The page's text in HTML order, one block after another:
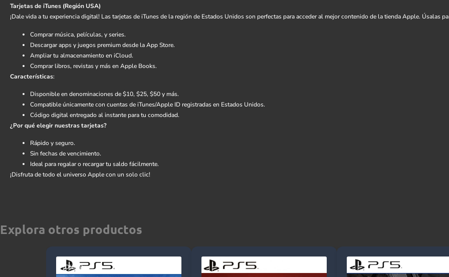
Tarjetas de iTunes (Región USA)
¡Dale vida a tu experiencia digital! Las tarjetas de iTunes de la región de Estados Unidos son perfectas para acceder al mejor contenido de la tienda Apple. Úsalas
Comprar música, películas, y series.
Descargar apps y juegos premium desde la App Store.
Ampliar tu almacenamiento en iCloud.
Comprar libros, revistas y más en Apple Books.
Características:
Disponible en denominaciones de $10, $25, $50 y más.
Compatible únicamente con cuentas de iTunes/Apple ID registradas en Estados Unidos.
Código digital entregado al instante para tu comodidad.
¿Por qué elegir nuestras tarjetas?
Rápido y seguro.
Sin fechas de vencimiento.
Ideal para regalar o recargar tu saldo fácilmente.
¡Disfruta de todo el universo Apple con un solo clic!
Explora otros productos
¡Oferta!